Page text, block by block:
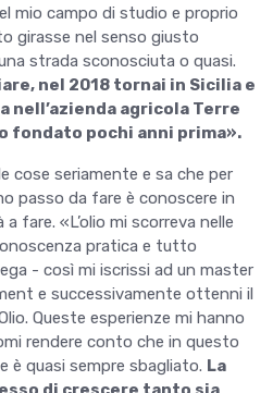
mio campo di studio e proprio
girasse nel senso giusto
strada sconosciuta o quasi.
nel 2018 tornai in Sicilia e
agricola Terre
fondato pochi anni prima».
cose seriamente e sa che per
passo da fare è conoscere in
fare. «L’olio mi scorreva nelle
pratica e tutto
- così mi iscrissi ad un master
e successivamente ottenni il
Queste esperienze mi hanno
rendere conto che in questo
è quasi sempre sbagliato. La